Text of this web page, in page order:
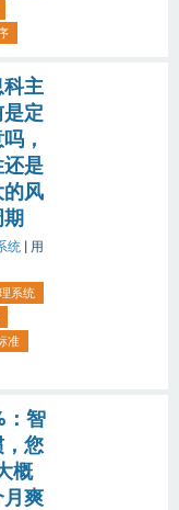
科主
定
，
是
风
期
统 | 用
系统
准
：智
您
概
月爽